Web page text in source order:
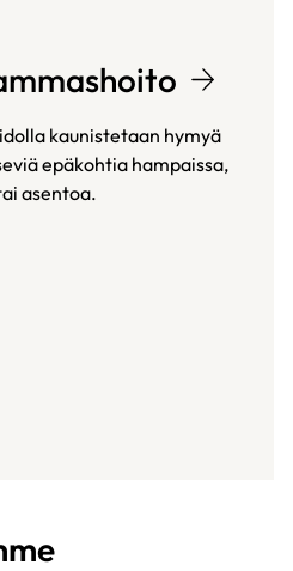
kaunistetaan hymyä
epäkohtia hampaissa,
asentoa.